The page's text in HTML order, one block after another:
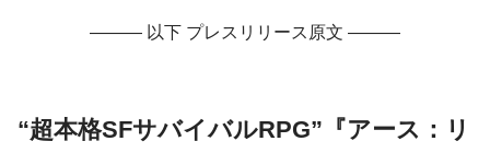
——— 以下 プレスリリース原文 ———
“超本格SFサバイバルRPG”『アース：リ